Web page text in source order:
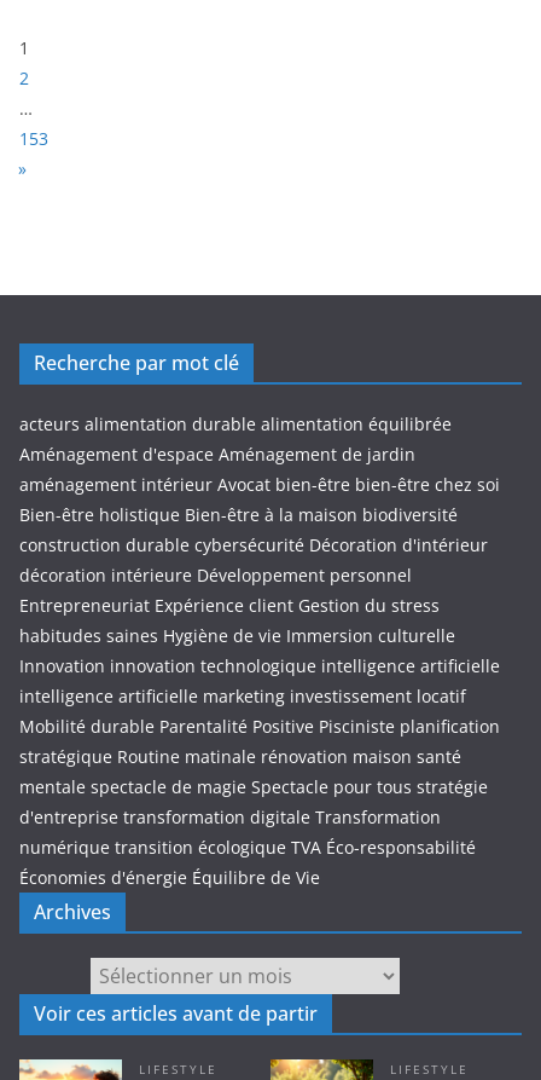
1
2
…
153
N
»
Recherche par mot clé
acteurs alimentation durable alimentation équilibrée
Aménagement d'espace Aménagement de jardin
aménagement intérieur Avocat bien-être bien-être chez soi
Bien-être holistique Bien-être à la maison biodiversité
construction durable cybersécurité Décoration d'intérieur
décoration intérieure Développement personnel
Entrepreneuriat Expérience client Gestion du stress
habitudes saines Hygiène de vie Immersion culturelle
Innovation innovation technologique intelligence artificielle
intelligence artificielle marketing investissement locatif
Mobilité durable Parentalité Positive Pisciniste planification
stratégique Routine matinale rénovation maison santé
mentale spectacle de magie Spectacle pour tous stratégie
d'entreprise transformation digitale Transformation
numérique transition écologique TVA Éco-responsabilité
Économies d'énergie Équilibre de Vie
Archives
Voir ces articles avant de partir
LIFESTYLE LIFESTYLE